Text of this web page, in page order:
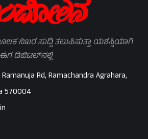
ನಿಖರ ಸುದ್ದಿ ತಲುಪಿಸುತ್ತಾ ಯಶಸ್ವಿಯಾಗಿ
ಡಿಜಿಟಲ್‌ನಲ್ಲಿ
Rd, Ramachandra Agrahara,
570004